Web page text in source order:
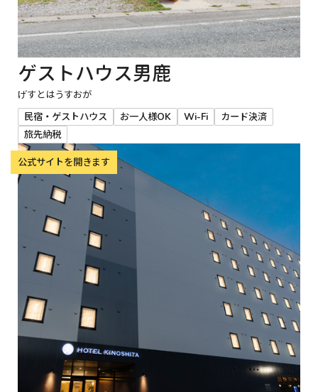
ゲストハウス男鹿
げすとはうすおが
民宿・ゲストハウス
お一人様OK Wi-Fi
カード決済
旅先納税